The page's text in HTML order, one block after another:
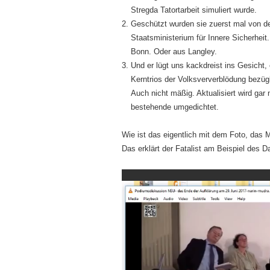
Stregda Tatortarbeit simuliert wurde.
2. Geschützt wurden sie zuerst mal von
Staatsministerium für Innere
Bonn. Oder aus Langley.
3. Und er lügt uns kackdreist ins
Kerntrios der Volksververblödung
Auch nicht mäßig. Aktualisiert wird gar
bestehende umgedichtet.
Wie ist das eigentlich mit dem Foto, das
Das erklärt der Fatalist am Beispiel des
Player